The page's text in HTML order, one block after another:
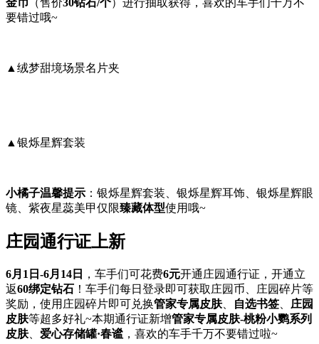
金币 （售价30钻石/个）进行抽取获得，喜欢的车手们千万不
要错过哦~
▲绒梦甜境场景名片夹
▲银烁星辉套装
小橘子温馨提示 ：银烁星辉套装、银烁星辉耳饰、银烁星辉眼
镜、紫夜星蕊美甲仅限臻藏体型使用哦~
庄园通行证上新
6月1日-6月14日 ，车手们可花费6元开通庄园通行证，开通立
返60绑定钻石 ！车手们每日登录即可获取庄园币、庄园碎片等
奖励，使用庄园碎片即可兑换管家专属皮肤、 自选书签
庄园
皮肤等超多好礼~本期通行证新增管家专属皮肤-桃粉小鹦系列
皮肤、 爱心存储罐·春谧 ，喜欢的车手千万不要错过啦~